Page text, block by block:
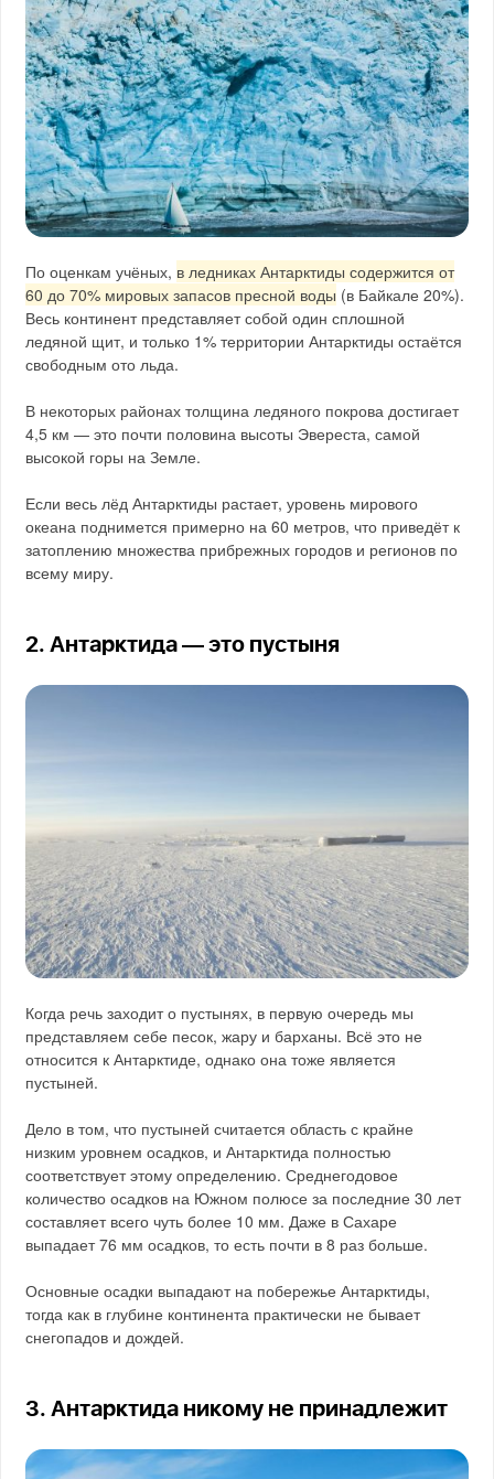
По оценкам учёных, в ледниках Антарктиды содержится от
60 до 70% мировых запасов пресной воды (в Байкале 20%).
Весь континент представляет собой один сплошной
ледяной щит, и только 1% территории Антарктиды остаётся
свободным ото льда.
В некоторых районах толщина ледяного покрова достигает
4,5 км — это почти половина высоты Эвереста, самой
высокой горы на Земле.
Если весь лёд Антарктиды растает, уровень мирового
океана поднимется примерно на 60 метров, что приведёт к
затоплению множества прибрежных городов и регионов по
всему миру.
2. Антарктида — это пустыня
Когда речь заходит о пустынях, в первую очередь мы
представляем себе песок, жару и барханы. Всё это не
относится к Антарктиде, однако она тоже является
пустыней.
Дело в том, что пустыней считается область с крайне
низким уровнем осадков, и Антарктида полностью
соответствует этому определению. Среднегодовое
количество осадков на Южном полюсе за последние 30 лет
составляет всего чуть более 10 мм. Даже в Сахаре
выпадает 76 мм осадков, то есть почти в 8 раз больше.
Основные осадки выпадают на побережье Антарктиды,
тогда как в глубине континента практически не бывает
снегопадов и дождей.
3. Антарктида никому не принадлежит